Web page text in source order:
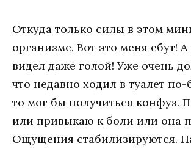
Откуда только силы в этом
организме. Вот это меня ебут! А
видел даже голой! Уже очень
что недавно ходил в туалет
то мог бы получиться конфуз.
или привыкаю к боли или она
Ощущения стабилизируются.